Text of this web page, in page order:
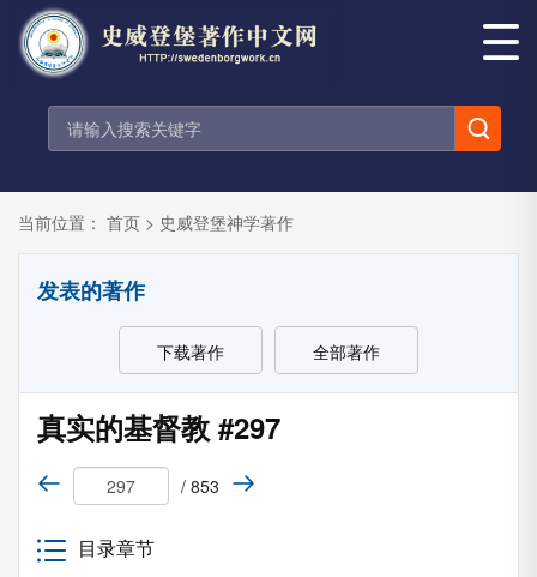
当前位置： 首页 > 史威登堡神学著作
发表的著作
下载著作 全部著作
真实的基督教 #297
/ 853
目录章节